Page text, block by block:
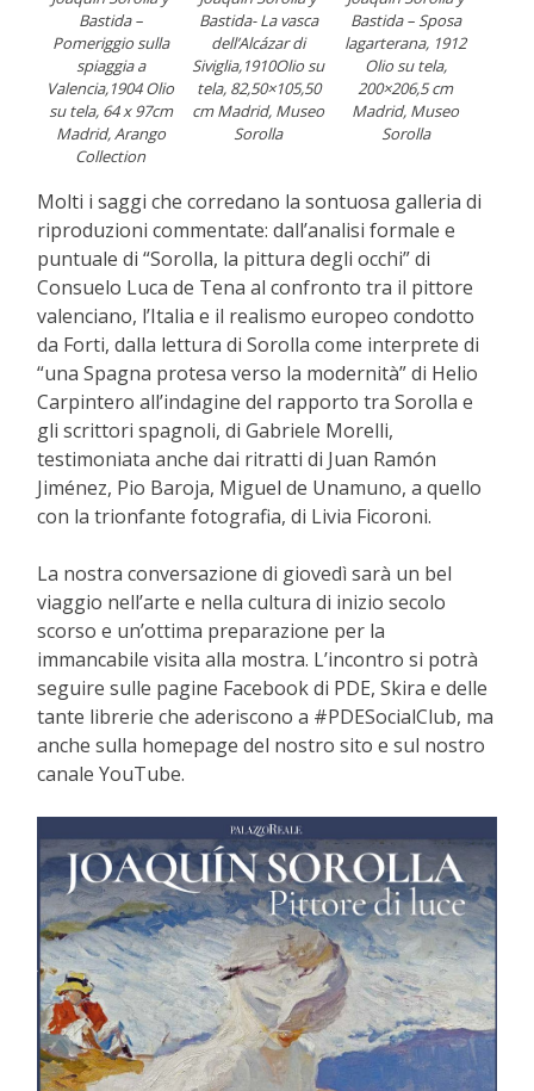
Bastida –
Pomeriggio sulla
spiaggia a
Valencia,1904 Olio
su tela, 64 x 97cm
Madrid, Arango
Collection
Bastida- La vasca
dell’Alcázar di
Siviglia,1910Olio su
tela, 82,50×105,50
cm Madrid, Museo
Sorolla
Bastida – Sposa
lagarterana, 1912
Olio su tela,
200×206,5 cm
Madrid, Museo
Sorolla
Molti i saggi che corredano la sontuosa galleria di
riproduzioni commentate: dall’analisi formale e
puntuale di “Sorolla, la pittura degli occhi” di
Consuelo Luca de Tena al confronto tra il pittore
valenciano, l’Italia e il realismo europeo condotto
da Forti, dalla lettura di Sorolla come interprete di
“una Spagna protesa verso la modernità” di Helio
Carpintero all’indagine del rapporto tra Sorolla e
gli scrittori spagnoli, di Gabriele Morelli,
testimoniata anche dai ritratti di Juan Ramón
Jiménez, Pio Baroja, Miguel de Unamuno, a quello
con la trionfante fotografia, di Livia Ficoroni.
La nostra conversazione di giovedì sarà un bel
viaggio nell’arte e nella cultura di inizio secolo
scorso e un’ottima preparazione per la
immancabile visita alla mostra. L’incontro si potrà
seguire sulle pagine Facebook di PDE, Skira e delle
tante librerie che aderiscono a #PDESocialClub, ma
anche sulla homepage del nostro sito e sul nostro
canale YouTube.